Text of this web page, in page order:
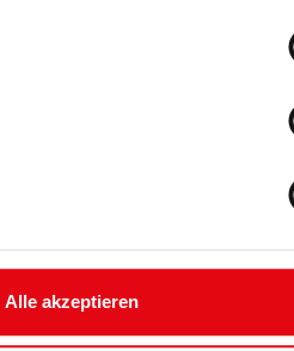
Alle akzeptieren